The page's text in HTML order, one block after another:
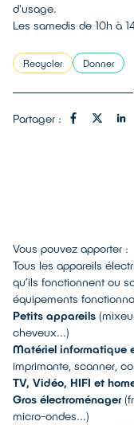
d'usage.
Les samedis de 10h à
Recycler Donner
Partager :
Vous pouvez apporter :
Tous les appareils
qu’ils fonctionnent ou
équipements
Petits appareils
cheveux...)
Matériel informatique
imprimante, scanner,
TV, Vidéo, HIFI et
Gros électroménager
micro-ondes...)